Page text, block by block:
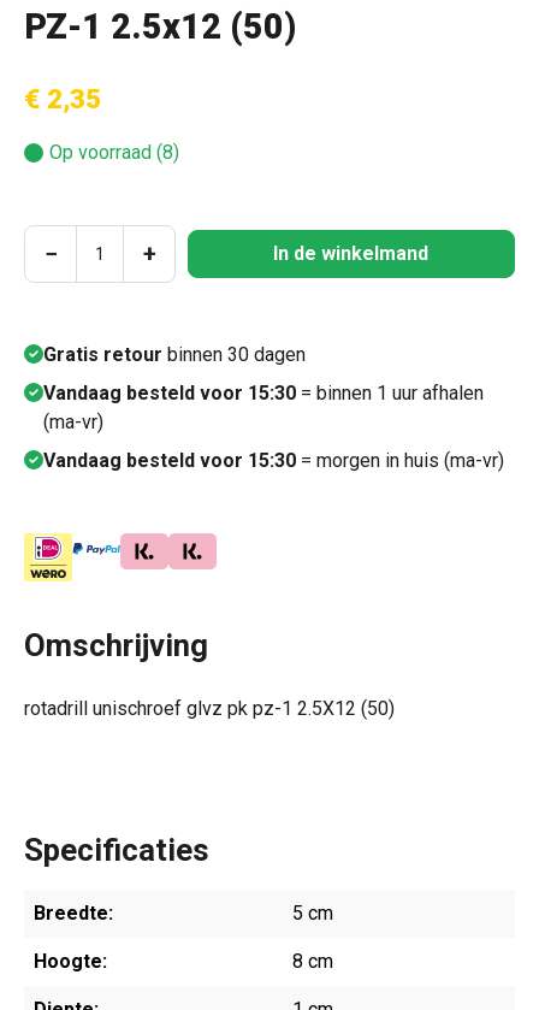
PZ-1 2.5x12 (50)
€ 2,35
Op voorraad (8)
Producthoeveelheid: Voer de gewenste
− + In de winkelmand
Gratis retour binnen 30 dagen
Vandaag besteld voor 15:30 = binnen 1 uur afhalen
(ma-vr)
Vandaag besteld voor 15:30 = morgen in huis (ma-vr)
Omschrijving
rotadrill unischroef glvz pk pz-1 2.5X12 (50)
Specificaties
Breedte: 5 cm
Hoogte: 8 cm